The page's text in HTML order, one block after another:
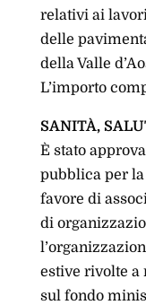
relativi ai
delle
della Valle
L’importo
SANITÀ,
È stato
pubblica per
favore di
di
estive rivolte a
sul fondo